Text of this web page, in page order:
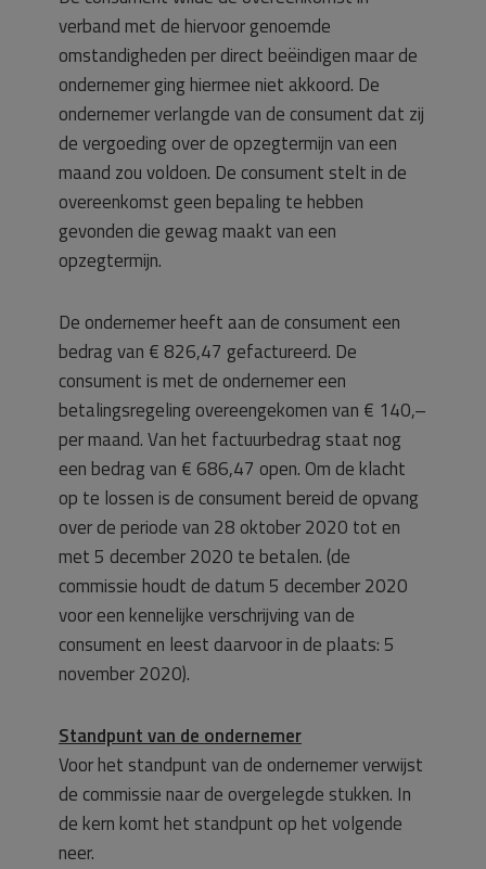
verband met de hiervoor genoemde
omstandigheden per direct beëindigen maar de
ondernemer ging hiermee niet akkoord. De
ondernemer verlangde van de consument dat zij
de vergoeding over de opzegtermijn van een
maand zou voldoen. De consument stelt in de
overeenkomst geen bepaling te hebben
gevonden die gewag maakt van een
opzegtermijn.
De ondernemer heeft aan de consument een
bedrag van € 826,47 gefactureerd. De
consument is met de ondernemer een
betalingsregeling overeengekomen van € 140,–
per maand. Van het factuurbedrag staat nog
een bedrag van € 686,47 open. Om de klacht
op te lossen is de consument bereid de opvang
over de periode van 28 oktober 2020 tot en
met 5 december 2020 te betalen. (de
commissie houdt de datum 5 december 2020
voor een kennelijke verschrijving van de
consument en leest daarvoor in de plaats: 5
november 2020).
Standpunt van de ondernemer
Voor het standpunt van de ondernemer verwijst
de commissie naar de overgelegde stukken. In
de kern komt het standpunt op het volgende
neer.